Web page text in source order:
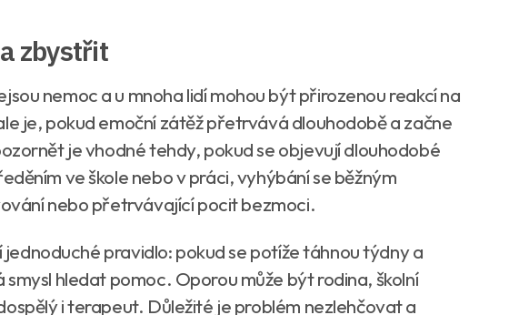
zbystřit
nemoc a u mnoha lidí mohou být přirozenou reakcí na
je, pokud emoční zátěž přetrvává dlouhodobě a začne
je vhodné tehdy, pokud se objevují dlouhodobé
ve škole nebo v práci, vyhýbání se běžným
nebo přetrvávající pocit bezmoci.
pravidlo: pokud se potíže táhnou týdny a
hledat pomoc. Oporou může být rodina, školní
i terapeut. Důležité je problém nezlehčovat a